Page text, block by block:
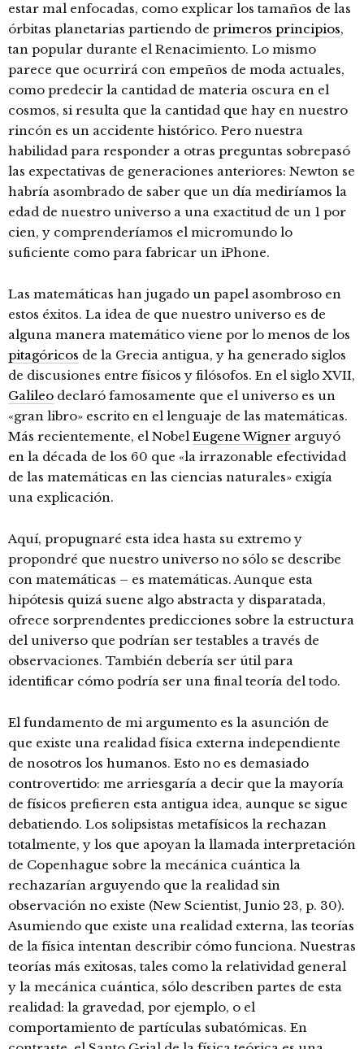
estar mal enfocadas, como explicar los tamaños de las
órbitas planetarias partiendo de primeros principios,
tan popular durante el Renacimiento. Lo mismo
parece que ocurrirá con empeños de moda actuales,
como predecir la cantidad de materia oscura en el
cosmos, si resulta que la cantidad que hay en nuestro
rincón es un accidente histórico. Pero nuestra
habilidad para responder a otras preguntas sobrepasó
las expectativas de generaciones anteriores: Newton se
habría asombrado de saber que un día mediríamos la
edad de nuestro universo a una exactitud de un 1 por
cien, y comprenderíamos el micromundo lo
suficiente como para fabricar un iPhone.
Las matemáticas han jugado un papel asombroso en
estos éxitos. La idea de que nuestro universo es de
alguna manera matemático viene por lo menos de los
pitagóricos de la Grecia antigua, y ha generado siglos
de discusiones entre físicos y filósofos. En el siglo XVII,
Galileo declaró famosamente que el universo es un
«gran libro» escrito en el lenguaje de las matemáticas.
Más recientemente, el Nobel Eugene Wigner arguyó
en la década de los 60 que «la irrazonable efectividad
de las matemáticas en las ciencias naturales» exigía
una explicación.
Aquí, propugnaré esta idea hasta su extremo y
propondré que nuestro universo no sólo se describe
con matemáticas – es matemáticas. Aunque esta
hipótesis quizá suene algo abstracta y disparatada,
ofrece sorprendentes predicciones sobre la estructura
del universo que podrían ser testables a través de
observaciones. También debería ser útil para
identificar cómo podría ser una final teoría del todo.
El fundamento de mi argumento es la asunción de
que existe una realidad física externa independiente
de nosotros los humanos. Esto no es demasiado
controvertido: me arriesgaría a decir que la mayoría
de físicos prefieren esta antigua idea, aunque se sigue
debatiendo. Los solipsistas metafísicos la rechazan
totalmente, y los que apoyan la llamada interpretación
de Copenhague sobre la mecánica cuántica la
rechazarían arguyendo que la realidad sin
observación no existe (New Scientist, Junio 23, p. 30).
Asumiendo que existe una realidad externa, las teorías
de la física intentan describir cómo funciona. Nuestras
teorías más exitosas, tales como la relatividad general
y la mecánica cuántica, sólo describen partes de esta
realidad: la gravedad, por ejemplo, o el
comportamiento de partículas subatómicas. En